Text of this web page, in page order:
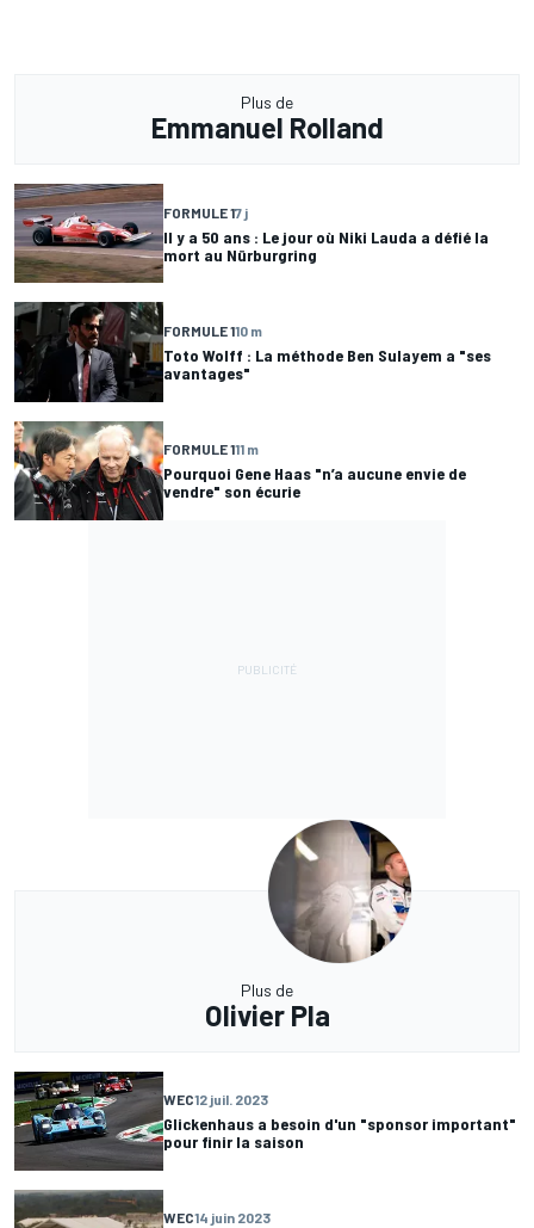
Plus de
Emmanuel Rolland
FORMULE 17 j
Il y a 50 ans : Le jour où Niki Lauda a défié la
mort au Nürburgring
FORMULE 110 m
Toto Wolff : La méthode Ben Sulayem a "ses
avantages"
FORMULE 111 m
Pourquoi Gene Haas "n’a aucune envie de
vendre" son écurie
Plus de
Olivier Pla
WEC12 juil. 2023
Glickenhaus a besoin d'un "sponsor important"
pour finir la saison
WEC14 juin 2023